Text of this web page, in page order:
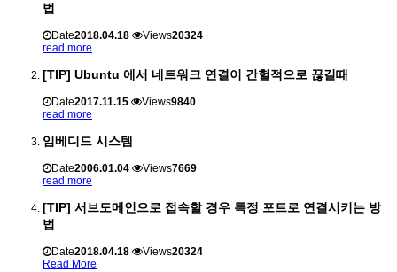
법
Date2018.04.18 Views20324
read more
[TIP] Ubuntu 에서 네트워크 연결이 간헐적으로 끊길때
Date2017.11.15 Views9840
read more
임베디드 시스템
Date2006.01.04 Views7669
read more
[TIP] 서브도메인으로 접속할 경우 특정 포트로 연결시키는 방
법
Date2018.04.18 Views20324
Read More